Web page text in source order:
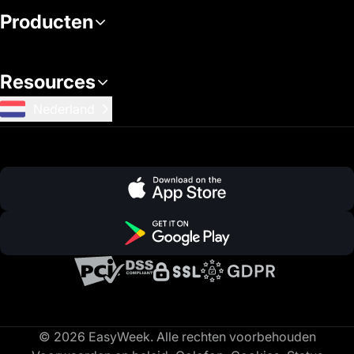
Producten
Resources
© 2026 EasyWeek. Alle rechten voorbehouden